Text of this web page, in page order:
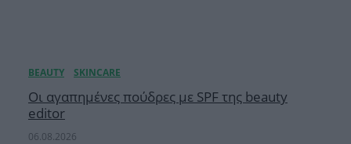
Οι αγαπημένες πούδρες με SPF της beauty
editor
06.08.2026